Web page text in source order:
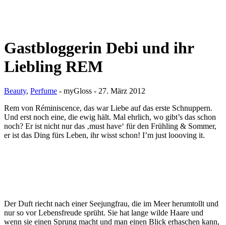
Gastbloggerin Debi und ihr
Liebling REM
Beauty, Perfume - myGloss - 27. März 2012
Rem von Réminiscence, das war Liebe auf das erste Schnuppern.
Und erst noch eine, die ewig hält. Mal ehrlich, wo gibt’s das schon
noch? Er ist nicht nur das ‚must have‘ für den Frühling & Sommer,
er ist das Ding fürs Leben, ihr wisst schon! I’m just loooving it.
Der Duft riecht nach einer Seejungfrau, die im Meer herumtollt und
nur so vor Lebensfreude sprüht. Sie hat lange wilde Haare und
wenn sie einen Sprung macht und man einen Blick erhaschen kann,